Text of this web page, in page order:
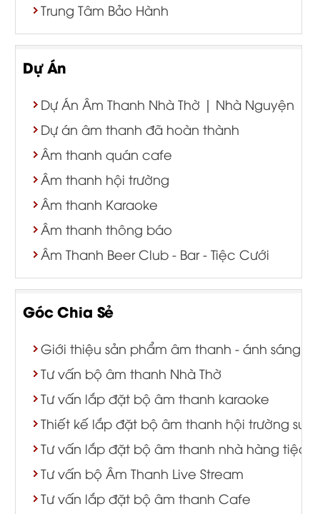
Trung Tâm Bảo Hành
Dự Án
Dự Án Âm Thanh Nhà Thờ | Nhà Nguyện
Dự án âm thanh đã hoàn thành
Âm thanh quán cafe
Âm thanh hội trường
Âm thanh Karaoke
Âm thanh thông báo
Âm Thanh Beer Club - Bar - Tiệc Cưới
Góc Chia Sẻ
Giới thiệu sản phẩm âm thanh - ánh sáng
Tư vấn bộ âm thanh Nhà Thờ
Tư vấn lắp đặt bộ âm thanh karaoke
Thiết kế lắp đặt bộ âm thanh hội trường sự
Tư vấn lắp đặt bộ âm thanh nhà hàng tiệc
Tư vấn bộ Âm Thanh Live Stream
Tư vấn lắp đặt bộ âm thanh Cafe